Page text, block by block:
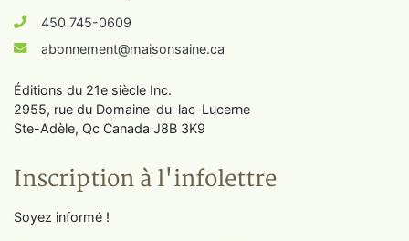
450 745-0609
abonnement@maisonsaine.ca
Éditions du 21e siècle Inc.
2955, rue du Domaine-du-lac-Lucerne
Ste-Adèle, Qc Canada J8B 3K9
Inscription à l'infolettre
Soyez informé !